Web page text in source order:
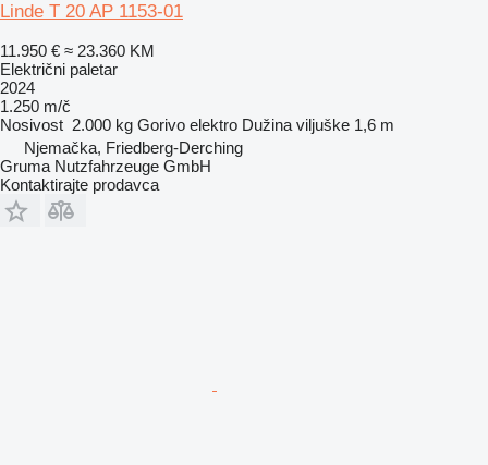
Linde T 20 AP 1153-01
11.950 € ≈ 23.360 KM
Električni paletar
2024
1.250 m/č
Nosivost 2.000 kg Gorivo elektro Dužina viljuške 1,6 m
Njemačka, Friedberg-Derching
Gruma Nutzfahrzeuge GmbH
Kontaktirajte prodavca